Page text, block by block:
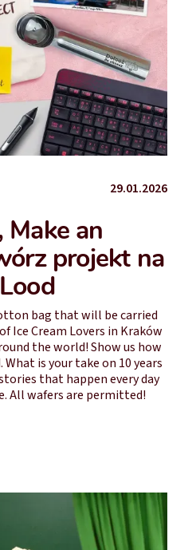
29.01.2026
Make an
projekt na
bag that will be carried
Ice Cream Lovers in Kraków
the world! Show us how
What is your take on 10 years
that happen every day
All wafers are permitted!